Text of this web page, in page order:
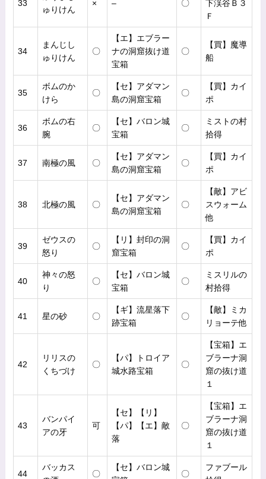
33
ゅりけん
× – 〇
下渓谷Ｂ３
Ｆ
34
まんじし
ゅりけん
〇
【エ】エブラー
ナの洞窟抜け道
宝箱
〇
【買】魔導
船
35
ボムのか
けら
〇
【セ】アダマン
島の洞窟宝箱
〇
【買】カイ
ポ
36
ボムの右
腕
〇
【セ】バロン城
宝箱
〇
ミストの村
拾得
37 南極の風 〇
【セ】アダマン
島の洞窟宝箱
〇
【買】カイ
ポ
38 北極の風 〇
【セ】アダマン
島の洞窟宝箱
〇
【敵】アビ
スウォーム
他
39
ゼウスの
怒り
〇
【リ】封印の洞
窟宝箱
〇
【買】カイ
ポ
40
神々の怒
り
〇
【セ】バロン城
宝箱
〇
ミスリルの
村拾得
41 星の砂 〇
【ギ】流星落下
跡宝箱
〇
【敵】ミカ
リョーテ他
42
リリスの
くちづけ
〇
【パ】トロイア
城水路宝箱
〇
【宝箱】エ
ブラーナ洞
窟の抜け道
１
43
バンパイ
アの牙
可
【セ】【リ】
【パ】【エ】敵
落
〇
【宝箱】エ
ブラーナ洞
窟の抜け道
１
44
バッカス
〇
【セ】バロン城
〇
ファブール